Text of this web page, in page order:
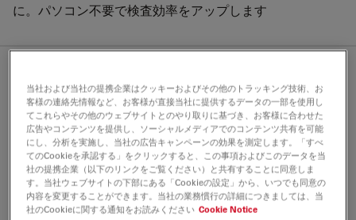
に。パソコン不要で検査効率をアップします
検査工程をシンプルに、機能を使い
やすく
Emspira 3は比較、測定、データ共有をワンパッケージ
に。パソコン不要で検査効率をアップします。
ワンシステムで検査を
当社および当社の提携企業はクッキーおよびその他のトラッキング技術、お
客様の連絡先情報など、お客様が直接当社に提供するデータの一部を使用し
てこれらやその他のウェブサイトとのやり取りに基づき、お客様に合わせた
広告やコンテンツを提供し、ソーシャルメディアでのコンテンツ共有を可能
にし、分析を実施し、当社の広告キャンペーンの効果を測定します。「すべ
てのCookieを承認する」をクリックすると、この事項およびこのデータを当
社の提携企業（以下のリンクをご覧ください）と共有することに同意しま
す。当社ウェブサイトの下部にある「Cookieの設定」から、いつでも同意の
内容を変更することができます。当社の業務慣行の詳細につきましては、当
社のCookieに関する通知をお読みください Cookie Notice